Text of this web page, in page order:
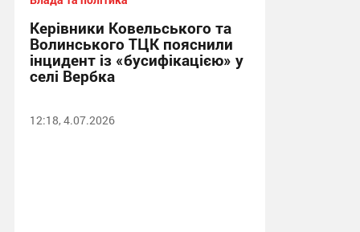
Керівники Ковельського та
Волинського ТЦК пояснили
інцидент із «бусифікацією» у
селі Вербка
12:18, 4.07.2026